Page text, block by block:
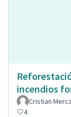
incendios
Cristian
4